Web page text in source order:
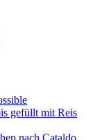
gefüllt mit Reis